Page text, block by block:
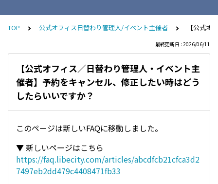
TOP 公式オフィス日替わり管理人/イベント主催者 【公式オ
最終更新日 : 2026/06/11
【公式オフィス／日替わり管理人・イベント主
催者】予約をキャンセル、修正したい時はどう
したらいいですか？
このページは新しいFAQに移動しました。
▼ 新しいページはこちら
https://faq.libecity.com/articles/abcdfcb21cfca3d2
7497eb2dd479c4408471fb33